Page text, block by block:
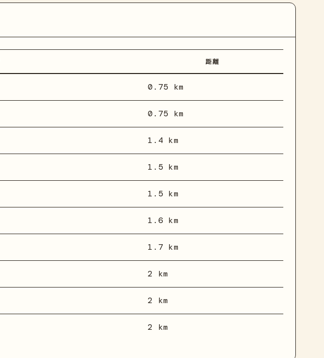
距離
0.75 km
0.75 km
1.4 km
1.5 km
1.5 km
1.6 km
1.7 km
2 km
2 km
2 km